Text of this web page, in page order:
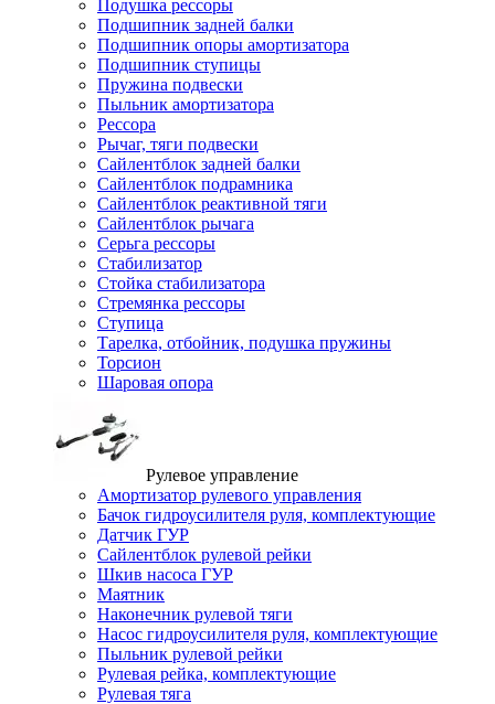
Подушка рессоры
Подшипник задней балки
Подшипник опоры амортизатора
Подшипник ступицы
Пружина подвески
Пыльник амортизатора
Рессора
Рычаг, тяги подвески
Сайлентблок задней балки
Сайлентблок подрамника
Сайлентблок реактивной тяги
Сайлентблок рычага
Серьга рессоры
Стабилизатор
Стойка стабилизатора
Стремянка рессоры
Ступица
Тарелка, отбойник, подушка пружины
Торсион
Шаровая опора
Рулевое управление
Амортизатор рулевого управления
Бачок гидроусилителя руля, комплектующие
Датчик ГУР
Сайлентблок рулевой рейки
Шкив насоса ГУР
Маятник
Наконечник рулевой тяги
Насос гидроусилителя руля, комплектующие
Пыльник рулевой рейки
Рулевая рейка, комплектующие
Рулевая тяга